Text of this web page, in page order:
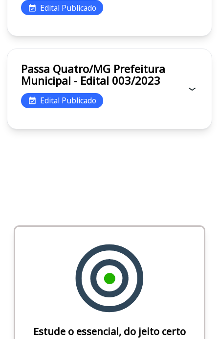
Edital Publicado
Passa Quatro/MG Prefeitura
Municipal - Edital 003/2023
Edital Publicado
Estude o essencial, do jeito certo